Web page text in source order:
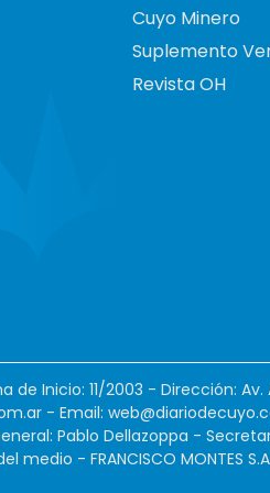
Cuyo Minero
Suplemento
Revista OH
de Inicio: 11/2003 - Dirección:
- Email:
Pablo Dellazoppa -
medio - FRANCISCO MONTES